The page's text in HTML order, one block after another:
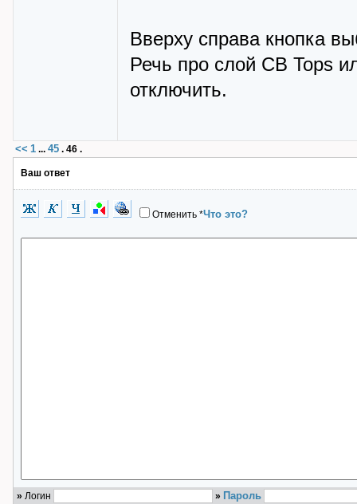
Вверху справа кнопка
Речь про слой CB Tops
отключить.
<< 1 ... 45 . 46 .
Ваш ответ
Отменить *Что это?
» Логин » Пароль